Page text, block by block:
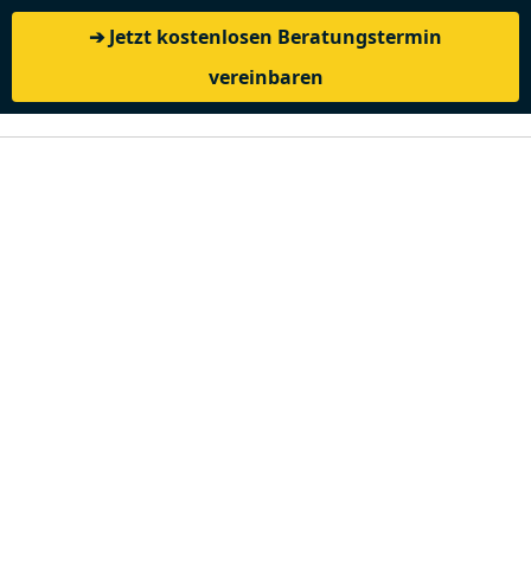
➔ Jetzt kostenlosen Beratungstermin
vereinbaren